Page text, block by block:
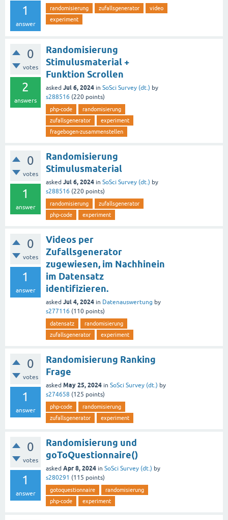
1
answer
randomisierung zufallsgenerator
video
experiment
0
votes
2
answers
Randomisierung
Stimulusmaterial +
Funktion Scrollen
asked Jul 6, 2024 in SoSci Survey (dt.) by
s288516 (220 points)
php-code
randomisierung
zufallsgenerator
experiment
fragebogen-zusammenstellen
0
votes
1
answer
Randomisierung
Stimulusmaterial
asked Jul 6, 2024 in SoSci Survey (dt.) by
s288516 (220 points)
randomisierung
zufallsgenerator
php-code
experiment
0
votes
1
answer
Videos per
Zufallsgenerator
zugewiesen, im Nachhinein
im Datensatz
identifizieren.
asked Jul 4, 2024 in Datenauswertung by
s277116 (110 points)
datensatz
randomisierung
zufallsgenerator
experiment
0
votes
1
answer
Randomisierung Ranking
Frage
asked May 25, 2024 in SoSci Survey (dt.) by
s274658 (125 points)
php-code
randomisierung
zufallsgenerator
experiment
0
votes
1
answer
Randomisierung und
goToQuestionnaire()
asked Apr 8, 2024 in SoSci Survey (dt.) by
s280291 (115 points)
gotoquestionnaire
randomisierung
php-code
experiment